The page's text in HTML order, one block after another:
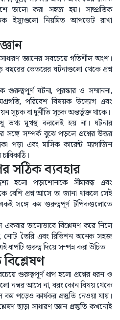
ভালো করা সহজ হয়। সাম্প্রতিক
ইস্যুগুলো নিয়মিত আপডেট রাখা
জ্ঞানের সবচেয়ে গতিশীল অংশ।
বছরের ভেতরের ঘটনাগুলো থেকে প্রশ্ন
ঘটনা, পুরস্কার ও সম্মাননা,
পরিবেশ বিষয়ক উদ্যোগ এবং
সূচক বা দুর্নীতি সূচক অন্তর্ভুক্ত থাকে।
শুধু তথ্য মুখস্থ করলেই হয় না। ঘটনার
সঙ্গে সম্পর্ক বুঝে পড়লে প্রশ্নের উত্তর
পড়া এবং মাসিক কারেন্ট ম্যাগাজিন
সঠিক ব্যবহার
হলো পড়াশোনাকে সীমাবদ্ধ এবং
বেশি প্রশ্ন আসে তা জানা থাকলে সেই
সঙ্গে কম গুরুত্বপূর্ণ টপিকগুলোতে
একবার ভালোভাবে বিশ্লেষণ করে নিলে
নোট তৈরি এবং রিভিশন অনেক সহজ
ধাপটি গুরুত্ব দিয়ে সম্পন্ন করা উচিত।
বিশ্লেষণ
গুরুত্বপূর্ণ ধাপ হলো প্রশ্নের ধরন ও
নম্বর আসে না, বরং কোন বিষয় থেকে
কম পড়েও কার্যকর প্রস্তুতি নেওয়া যায়।
ছাড়া সাধারণ জ্ঞান প্রস্তুতি কখনোই